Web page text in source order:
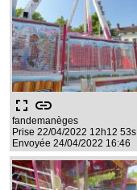
fullscreen link
fandemanèges
Prise 22/04/2022 12h12 53s
Envoyée 24/04/2022 16:46